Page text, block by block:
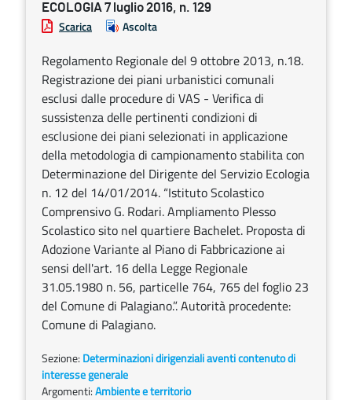
ECOLOGIA 7 luglio 2016, n. 129
Scarica Ascolta
Regolamento Regionale del 9 ottobre 2013, n.18.
Registrazione dei piani urbanistici comunali
esclusi dalle procedure di VAS - Verifica di
sussistenza delle pertinenti condizioni di
esclusione dei piani selezionati in applicazione
della metodologia di campionamento stabilita con
Determinazione del Dirigente del Servizio Ecologia
n. 12 del 14/01/2014. “Istituto Scolastico
Comprensivo G. Rodari. Ampliamento Plesso
Scolastico sito nel quartiere Bachelet. Proposta di
Adozione Variante al Piano di Fabbricazione ai
sensi dell'art. 16 della Legge Regionale
31.05.1980 n. 56, particelle 764, 765 del foglio 23
del Comune di Palagiano.”. Autorità procedente:
Comune di Palagiano.
Sezione: Determinazioni dirigenziali aventi contenuto di
interesse generale
Argomenti:Ambiente e territorio